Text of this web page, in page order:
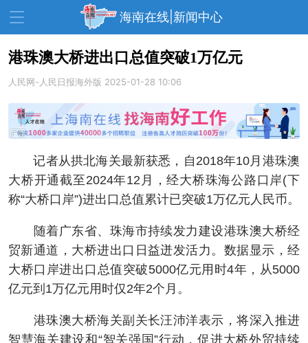
海南在线|新闻中心
资讯中心 热点 旅游
文体 财经
教育 健康 房产
家装 交通 美食
生活 演出 活动
展会 走读海南 周末去哪儿
人才在线 天涯企服
港珠澳大桥进出口总值突破1万亿元
人民网-人民日报海外版 2025-01-28 10:06
记者从拱北海关最新获悉，自2018年10月港珠澳
大桥开通截至2024年12月，经大桥珠海公路口岸(下
称“大桥口岸”)进出口总值累计已突破1万亿元人民币。
随着广东省、珠海市持续发力建设港珠澳大桥经
贸新通道，大桥进出口日益迸发活力。数据显示，经
大桥口岸进出口总值突破5000亿元用时4年，从5000
亿元到1万亿元用时仅2年2个月。
港珠澳大桥海关副关长汪沛洋表示，将深入推进
智慧海关建设和“智关强国”行动，促进大桥外贸持续